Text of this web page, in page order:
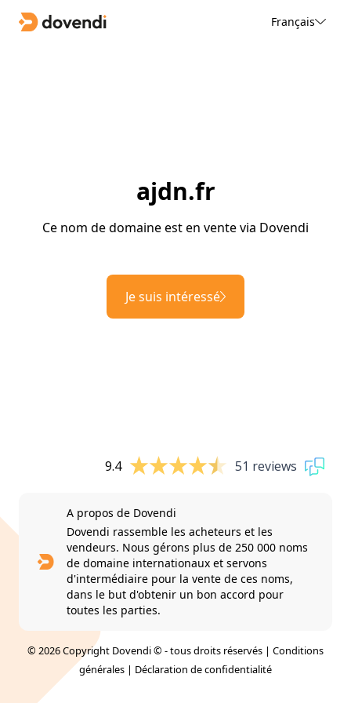
Français
ajdn.fr
Ce nom de domaine est en vente via Dovendi
Je suis intéressé
9.4 51 reviews
A propos de Dovendi
Dovendi rassemble les acheteurs et les
vendeurs. Nous gérons plus de 250 000 noms
de domaine internationaux et servons
d'intermédiaire pour la vente de ces noms,
dans le but d'obtenir un bon accord pour
toutes les parties.
© 2026 Copyright Dovendi © - tous droits réservés | Conditions
générales | Déclaration de confidentialité